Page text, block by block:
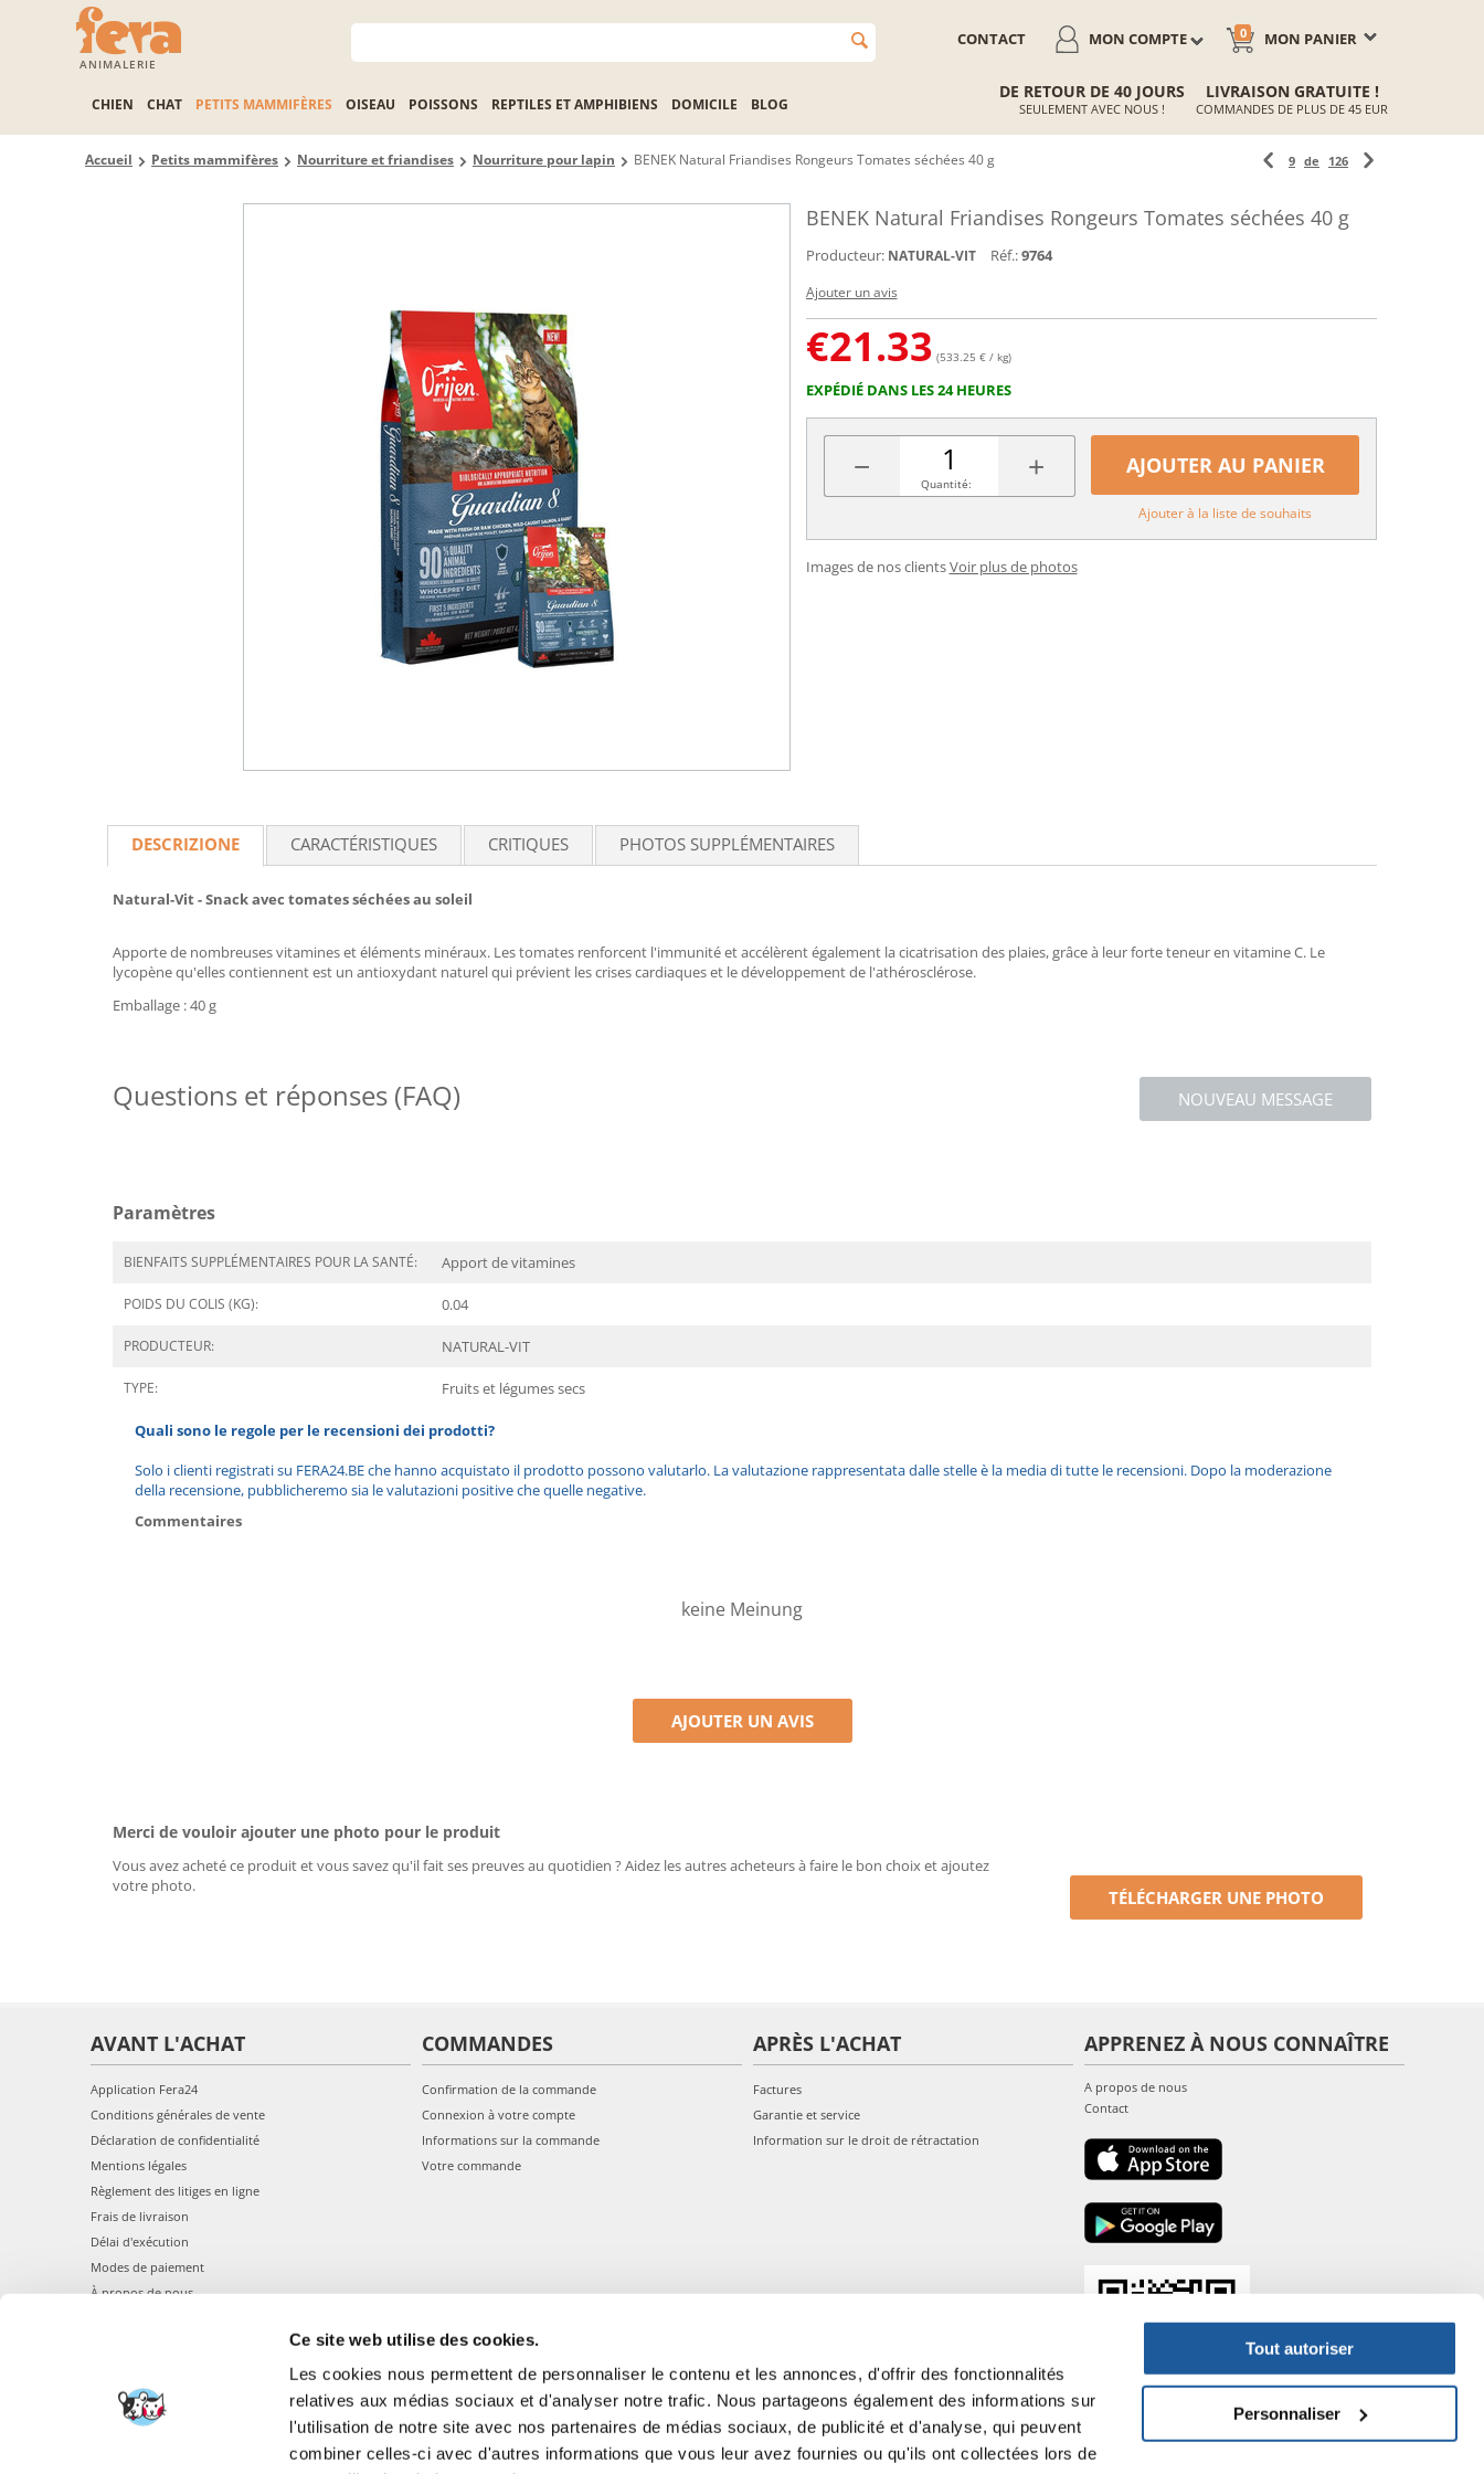
Ce site web utilise des cookies.
Les cookies nous permettent de personnaliser le contenu et les annonces, d'offrir des fonctionnalités
relatives aux médias sociaux et d'analyser notre trafic. Nous partageons également des informations sur
l'utilisation de notre site avec nos partenaires de médias sociaux, de publicité et d'analyse, qui peuvent
combiner celles-ci avec d'autres informations que vous leur avez fournies ou qu'ils ont collectées lors de
Tout autoriser
Personnaliser
ANIMALERIE
MON PANIER
0
MON COMPTE
CONTACT
CHIEN CHAT PETITS MAMMIFÈRES OISEAU POISSONS REPTILES ET AMPHIBIENS DOMICILE BLOG
DE RETOUR DE 40 JOURS
SEULEMENT AVEC NOUS !
LIVRAISON GRATUITE !
COMMANDES DE PLUS DE 45 EUR
Accueil Petits mammifères Nourriture et friandises Nourriture pour lapin BENEK Natural Friandises Rongeurs Tomates séchées 40 g 9 de 126
BENEK Natural Friandises Rongeurs Tomates séchées 40 g
Producteur: NATURAL-VIT Réf.:9764
Ajouter un avis
€21.33 (533.25 € / kg)
EXPÉDIÉ DANS LES 24 HEURES
− +
Quantité:
AJOUTER AU PANIER
Ajouter à la liste de souhaits
Images de nos clientsVoir plus de photos
DESCRIZIONE CARACTÉRISTIQUES CRITIQUES PHOTOS SUPPLÉMENTAIRES
Natural-Vit - Snack avec tomates séchées au soleil
Apporte de nombreuses vitamines et éléments minéraux. Les tomates renforcent l'immunité et accélèrent également la cicatrisation des plaies, grâce à leur forte teneur en vitamine C. Le
lycopène qu'elles contiennent est un antioxydant naturel qui prévient les crises cardiaques et le développement de l'athérosclérose.
Emballage : 40 g
NOUVEAU MESSAGE
Questions et réponses (FAQ)
Paramètres
BIENFAITS SUPPLÉMENTAIRES POUR LA SANTÉ: Apport de vitamines
POIDS DU COLIS (KG): 0.04
PRODUCTEUR: NATURAL-VIT
TYPE: Fruits et légumes secs
Quali sono le regole per le recensioni dei prodotti?
Solo i clienti registrati su FERA24.BE che hanno acquistato il prodotto possono valutarlo. La valutazione rappresentata dalle stelle è la media di tutte le recensioni. Dopo la moderazione
della recensione, pubblicheremo sia le valutazioni positive che quelle negative.
Commentaires
keine Meinung
AJOUTER UN AVIS
Merci de vouloir ajouter une photo pour le produit
Vous avez acheté ce produit et vous savez qu'il fait ses preuves au quotidien ? Aidez les autres acheteurs à faire le bon choix et ajoutez
votre photo.
TÉLÉCHARGER UNE PHOTO
AVANT L'ACHAT
Application Fera24
Conditions générales de vente
Déclaration de confidentialité
Mentions légales
Règlement des litiges en ligne
Frais de livraison
Délai d'exécution
Modes de paiement
À propos de nous
COMMANDES
Confirmation de la commande
Connexion à votre compte
Informations sur la commande
Votre commande
APRÈS L'ACHAT
Factures
Garantie et service
Information sur le droit de rétractation
APPRENEZ À NOUS CONNAÎTRE
A propos de nous
Contact